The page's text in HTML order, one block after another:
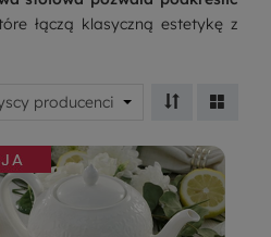
łączą klasyczną estetykę z